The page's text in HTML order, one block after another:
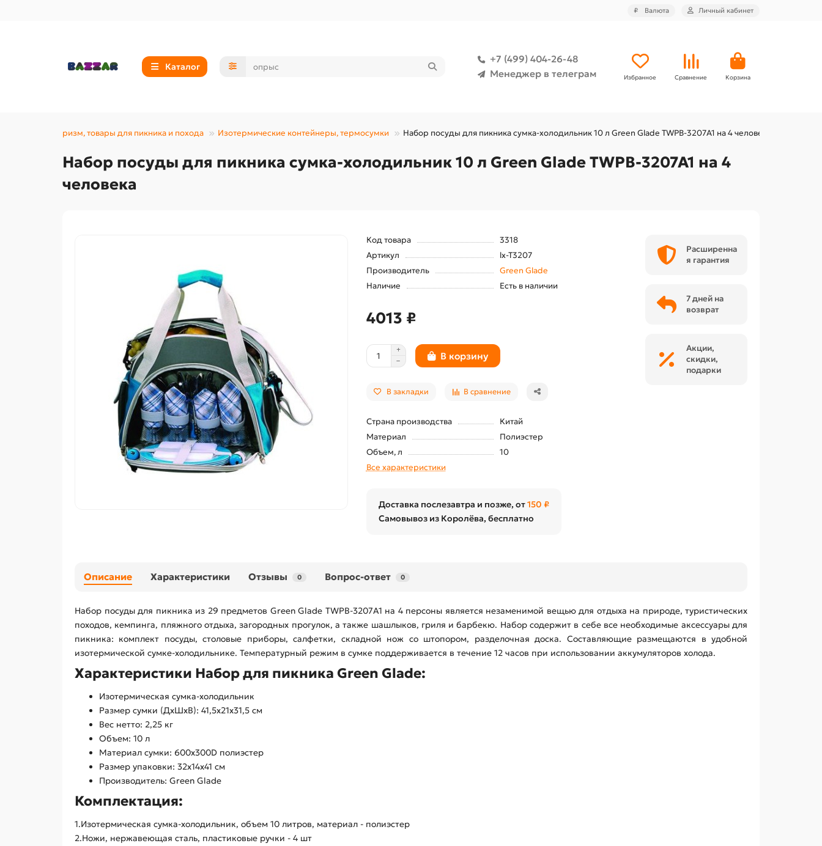
₽ Валюта Личный кабинет
Каталог
+7 (499) 404-26-48
Менеджер в телеграм
Избранное Сравнение Корзина
Туризм, товары для пикника и похода Изотермические контейнеры, термосумки Набор посуды для пикника сумка-холодильник 10 л Green Glade TWPB-3207A1 на 4 человека
Набор посуды для пикника сумка-холодильник 10 л Green Glade TWPB-3207A1 на 4
человека
Код товара
3318
Артикул
lx-T3207
Производитель
Green Glade
Наличие
Есть в наличии
4013 ₽
В корзину
В закладки В сравнение
Страна производства
Китай
Материал
Полиэстер
Объем, л
10
Все характеристики
Доставка послезавтра и позже, от150 ₽
Самовывоз из Королёва, бесплатно
Расширенна
я гарантия
7 дней на
возврат
Акции,
скидки,
подарки
Описание Характеристики Отзывы 0 Вопрос-ответ 0
Набор посуды для пикника из 29 предметов Green Glade TWPB-3207A1 на 4 персоны является незаменимой вещью для отдыха на природе, туристических
походов, кемпинга, пляжного отдыха, загородных прогулок, а также шашлыков, гриля и барбекю. Набор содержит в себе все необходимые аксессуары для
пикника: комплект посуды, столовые приборы, салфетки, складной нож со штопором, разделочная доска. Составляющие размещаются в удобной
изотермической сумке-холодильнике. Температурный режим в сумке поддерживается в течение 12 часов при использовании аккумуляторов холода.
Характеристики Набор для пикника Green Glade:
Изотермическая сумка-холодильник
Размер сумки (ДхШхВ): 41,5х21х31,5 см
Вес нетто: 2,25 кг
Объем: 10 л
Материал сумки: 600х300D полиэстер
Размер упаковки: 32х14х41 см
Производитель: Green Glade
Комплектация:
1.Изотермическая сумка-холодильник, объем 10 литров, материал - полиэстер
2.Ножи, нержавеющая сталь, пластиковые ручки - 4 шт